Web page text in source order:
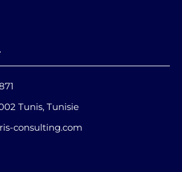
Tunis, Tunisie
consulting.com